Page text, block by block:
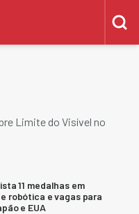
Limite do Visível no
11 medalhas em
robótica e vagas para
e EUA